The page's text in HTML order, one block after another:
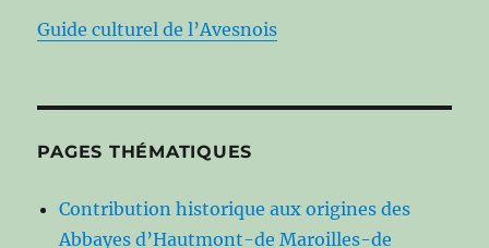
Guide culturel de l’Avesnois
PAGES THÉMATIQUES
Contribution historique aux origines des
Abbayes d’Hautmont-de Maroilles-de